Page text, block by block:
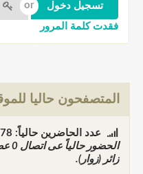
فقدت كلمة المرور
المتصفحون حاليا
عدد الحاضرين حالياً: 378
الحضور حالياً عى اتصال 0 عضواً (0
زائر (زوار).